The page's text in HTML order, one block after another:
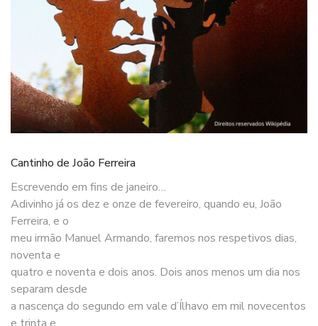
Cantinho de João Ferreira
Escrevendo em fins de janeiro…
Adivinho já os dez e onze de fevereiro, quando eu, João
Ferreira, e o
meu irmão Manuel Armando, faremos nos respetivos dias,
noventa e
quatro e noventa e dois anos. Dois anos menos um dia nos
separam desde
a nascença do segundo em vale d’Ílhavo em mil novecentos